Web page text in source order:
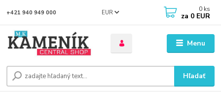
Menu
EUR
Hľadať
+421 940 949 000 0 ks
za 0 EUR